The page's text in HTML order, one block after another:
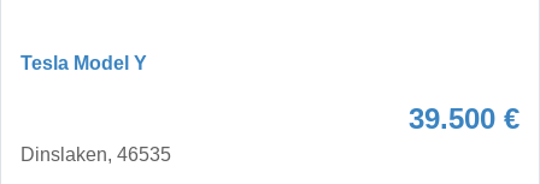
Tesla Model Y
39.500 €
Dinslaken, 46535